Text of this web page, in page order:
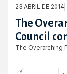
23 ABRIL DE 2014
The
Council
The Overarching
«